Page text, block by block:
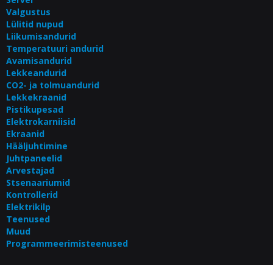
Valgustus
Lülitid nupud
Liikumisandurid
Temperatuuri andurid
Avamisandurid
Lekkeandurid
CO2- ja tolmuandurid
Lekkekraanid
Pistikupesad
Elektrokarniisid
Ekraanid
Hääljuhtimine
Juhtpaneelid
Arvestajad
Stsenaariumid
Kontrollerid
Elektrikilp
Teenused
Muud
Programmeerimisteenused